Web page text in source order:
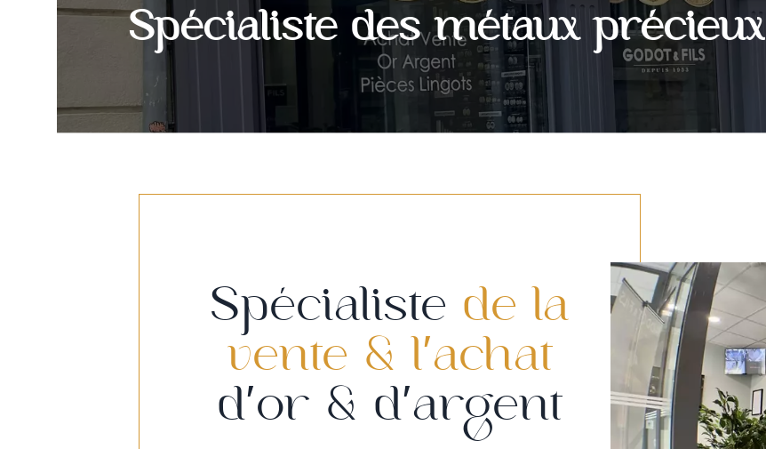
Spécialiste des métaux précieux
Spécialiste de la
vente & l'achat
d'or & d'argent